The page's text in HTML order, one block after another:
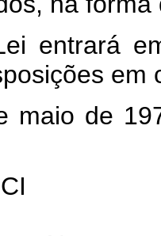
entrará
em
maio de